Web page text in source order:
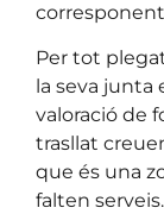
Per tot
la seva junta
valoració de
trasllat
que és una
falten serveis.